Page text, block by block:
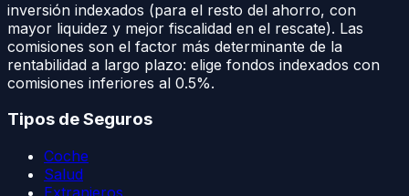
inversión indexados (para el resto del ahorro, con
mayor liquidez y mejor fiscalidad en el rescate). Las
comisiones son el factor más determinante de la
rentabilidad a largo plazo: elige fondos indexados con
comisiones inferiores al 0.5%.
Tipos de Seguros
Coche
Salud